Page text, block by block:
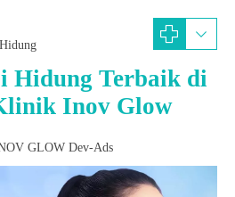
Hidung Terbaik di
Inov Glow
GLOW Dev-Ads